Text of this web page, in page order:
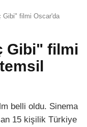
Gibi" filmi Oscar'da
Gibi" filmi
belli oldu. Sinema
15 kişilik Türkiye